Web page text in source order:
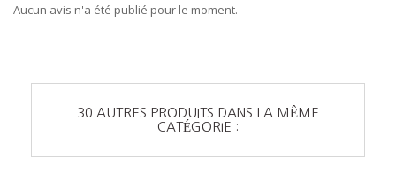
Aucun avis n'a été publié pour le moment.
30 AUTRES PRODUITS DANS LA MÊME
CATÉGORIE :